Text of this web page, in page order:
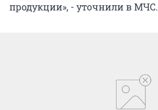
продукции», - уточнили в МЧС.